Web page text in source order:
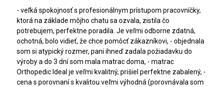
- veľká spokojnosť s profesionálnym prístupom pracovníčky,
ktorá na základe môjho chatu sa ozvala, zistila čo
potrebujem, perfektne poradila. Je veľmi odborne zdatná,
ochotná, bolo vidieť, že chce pomôcť zákazníkovi, - objednala
som si atypický rozmer, pani ihneď zadala požiadavku do
výroby a do 3 dní som mala matrac doma, - matrac
Orthopedic Ideal je veľmi kvalitný, prišiel perfektne zabalený, -
cena s porovnaní s kvalitou veľmi výhodná (porovnávala som